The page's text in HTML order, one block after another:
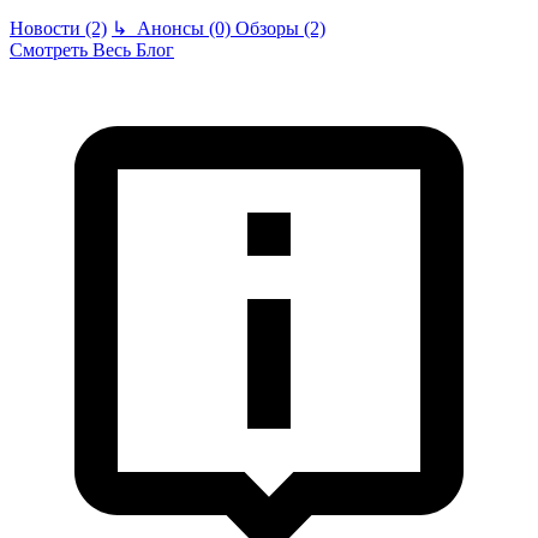
Новости (2) ↳ Анонсы (0) Обзоры (2)
Смотреть Весь Блог